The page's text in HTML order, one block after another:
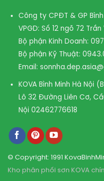
Công ty CPĐT & GP Bình
VPGD: Số 12 ngõ 72
Bộ phận Kinh Doanh:
Bộ phận Kỹ Thuật:
Email:
KOVA Bình Minh Hà Nội
Lô 32 Đường Liên Cơ,
Nội 02462776618
© Copyright: 1991
Kho phân phối sơn KOVA